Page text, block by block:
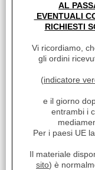
Grazie al dolce
stile brasiliano
facile. I colori caldi e
Disponibilità:
Disponibile
€ 59,90 Sconto 35.7%
AL
EVENTUALI
RICHIESTI
Vi ricordiamo,
gli ordini
(indicatore
e il giorno
entrambi i
Per i paesi UE
Il materiale
sito) è